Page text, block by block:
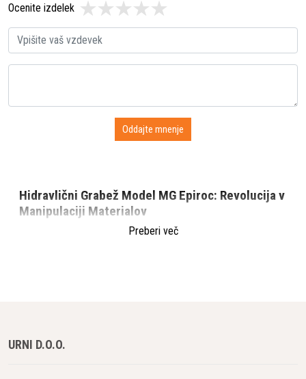
Ocenite izdelek
Hidravlični Grabež Model MG Epiroc: Revolucija v
Manipulaciji Materialov
V svetu gradbeništva in rudarstva, kjer je hitra in učinkovita
grabeža model MG Epiroc in kako ta orodja preoblikujejo
Preberi več
URNI D.O.O.